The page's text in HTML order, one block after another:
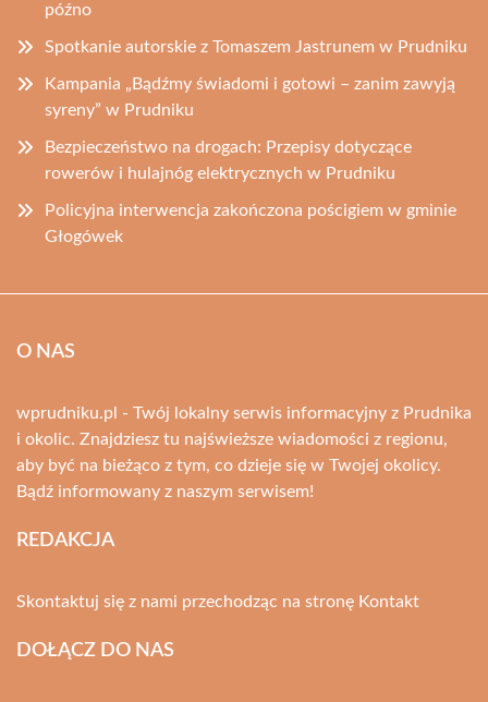
późno
Spotkanie autorskie z Tomaszem Jastrunem w Prudniku
Kampania „Bądźmy świadomi i gotowi – zanim zawyją
syreny” w Prudniku
Bezpieczeństwo na drogach: Przepisy dotyczące
rowerów i hulajnóg elektrycznych w Prudniku
Policyjna interwencja zakończona pościgiem w gminie
Głogówek
O NAS
wprudniku.pl - Twój lokalny serwis informacyjny z Prudnika
i okolic. Znajdziesz tu najświeższe wiadomości z regionu,
aby być na bieżąco z tym, co dzieje się w Twojej okolicy.
Bądź informowany z naszym serwisem!
REDAKCJA
Skontaktuj się z nami przechodząc na stronę Kontakt
DOŁĄCZ DO NAS